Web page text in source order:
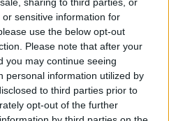
sensitive information for
use the below opt-out
Please note that after your
you may continue seeing
personal information utilized by
to third parties prior to
opt-out of the further